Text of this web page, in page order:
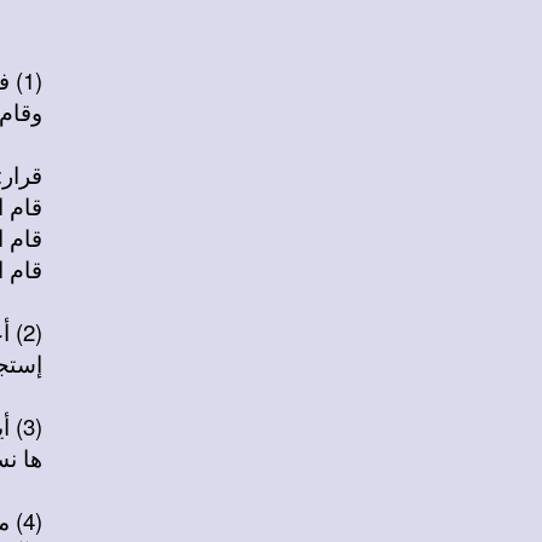
(1) في ذلك الفجر والناس نيام
قام
قام
قام
(2) أعلنت حبك العجيب
(3) أين شوكتك يا موت
ها
(4) ملاك حارس قد قال